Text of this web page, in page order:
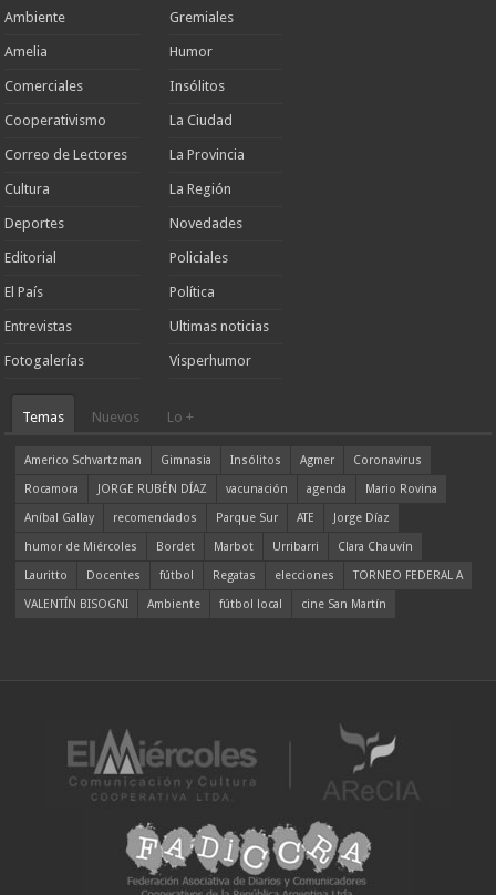
Ambiente
Amelia
Comerciales
Cooperativismo
Correo de Lectores
Cultura
Deportes
Editorial
El País
Entrevistas
Fotogalerías
Gremiales
Humor
Insólitos
La Ciudad
La Provincia
La Región
Novedades
Policiales
Política
Ultimas noticias
Visperhumor
Temas Nuevos Lo +
Americo Schvartzman Gimnasia Insólitos Agmer
Coronavirus
Rocamora
JORGE RUBÉN DÍAZ vacunación agenda
Mario Rovina
Aníbal Gallay
recomendados Parque Sur ATE
Jorge Díaz
humor de Miércoles
Bordet Marbot Urribarri
Clara Chauvín
Lauritto
Docentes fútbol Regatas elecciones
TORNEO FEDERAL A
VALENTÍN BISOGNI
Ambiente fútbol local cine San Martín